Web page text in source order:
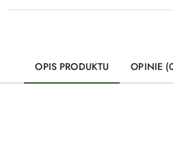
OPIS PRODUKTU OPINIE